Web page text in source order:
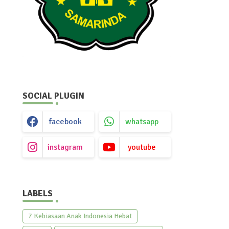
SOCIAL PLUGIN
facebook whatsapp
instagram youtube
LABELS
7 Kebiasaan Anak Indonesia Hebat